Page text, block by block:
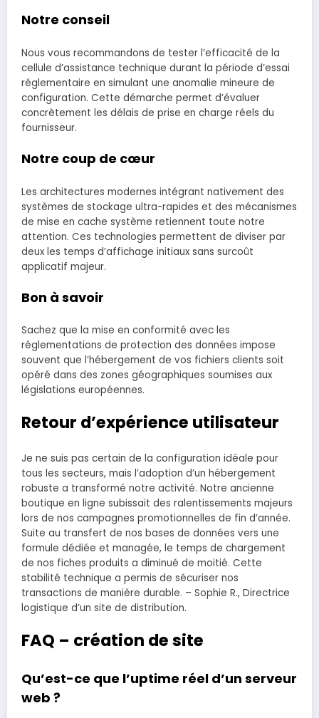
Notre conseil
Nous vous recommandons de tester l’efficacité de la
cellule d’assistance technique durant la période d’essai
réglementaire en simulant une anomalie mineure de
configuration. Cette démarche permet d’évaluer
concrètement les délais de prise en charge réels du
fournisseur.
Notre coup de cœur
Les architectures modernes intégrant nativement des
systèmes de stockage ultra-rapides et des mécanismes
de mise en cache système retiennent toute notre
attention. Ces technologies permettent de diviser par
deux les temps d’affichage initiaux sans surcoût
applicatif majeur.
Bon à savoir
Sachez que la mise en conformité avec les
réglementations de protection des données impose
souvent que l’hébergement de vos fichiers clients soit
opéré dans des zones géographiques soumises aux
législations européennes.
Retour d’expérience utilisateur
Je ne suis pas certain de la configuration idéale pour
tous les secteurs, mais l’adoption d’un hébergement
robuste a transformé notre activité. Notre ancienne
boutique en ligne subissait des ralentissements majeurs
lors de nos campagnes promotionnelles de fin d’année.
Suite au transfert de nos bases de données vers une
formule dédiée et managée, le temps de chargement
de nos fiches produits a diminué de moitié. Cette
stabilité technique a permis de sécuriser nos
transactions de manière durable. – Sophie R., Directrice
logistique d’un site de distribution.
FAQ – création de site
Qu’est-ce que l’uptime réel d’un serveur
web ?